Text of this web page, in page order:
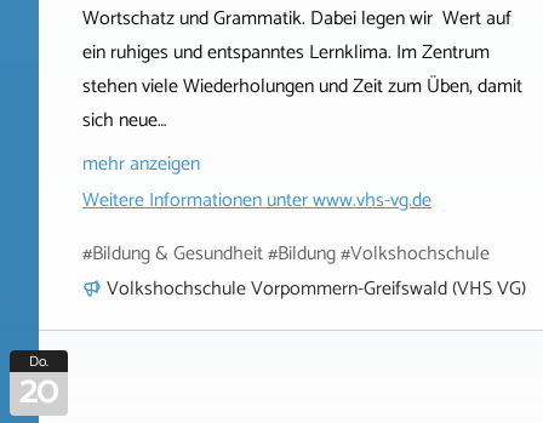
Wortschatz und Grammatik. Dabei legen wir Wert auf
ein ruhiges und entspanntes Lernklima. Im Zentrum
stehen viele Wiederholungen und Zeit zum Üben, damit
sich neue…
mehr anzeigen
Weitere Informationen unterwww.vhs-vg.de
#Bildung & Gesundheit #Bildung #Volkshochschule
Volkshochschule Vorpommern-Greifswald (VHS VG)
Do.
20